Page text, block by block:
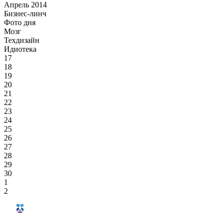
Апрель 2014
Бизнес-линч
Фото дня
Мозг
Техдизайн
Идиотека
17
18
19
20
21
22
23
24
25
26
27
28
29
30
1
2